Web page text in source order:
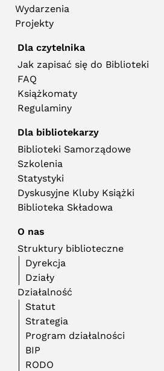
Wydarzenia
Projekty
Dla czytelnika
Jak zapisać się do Biblioteki
FAQ
Książkomaty
Regulaminy
Dla bibliotekarzy
Biblioteki Samorządowe
Szkolenia
Statystyki
Dyskusyjne Kluby Książki
Biblioteka Składowa
O nas
Struktury biblioteczne
Dyrekcja
Działy
Działalność
Statut
Strategia
Program działalności
BIP
RODO